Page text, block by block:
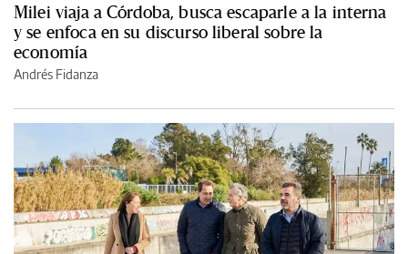
Milei viaja a Córdoba, busca escaparle a la interna
y se enfoca en su discurso liberal sobre la
economía
Andrés Fidanza